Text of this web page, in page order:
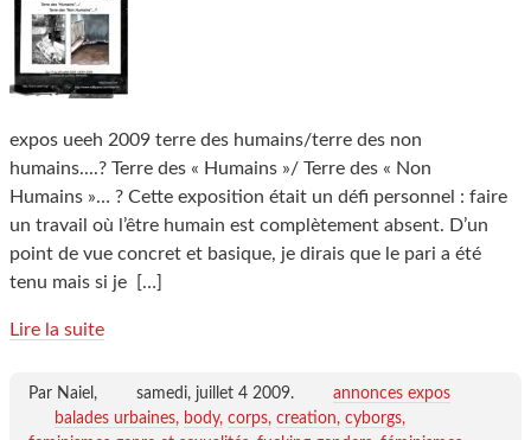
expos ueeh 2009 terre des humains/terre des non
humains....? Terre des « Humains »/ Terre des « Non
Humains »… ? Cette exposition était un défi personnel : faire
un travail où l’être humain est complètement absent. D’un
point de vue concret et basique, je dirais que le pari a été
tenu mais si je
[…]
Lire la suite
Par Naiel, samedi, juillet 4 2009.
annonces expos
balades urbaines
body corps creation cyborgs